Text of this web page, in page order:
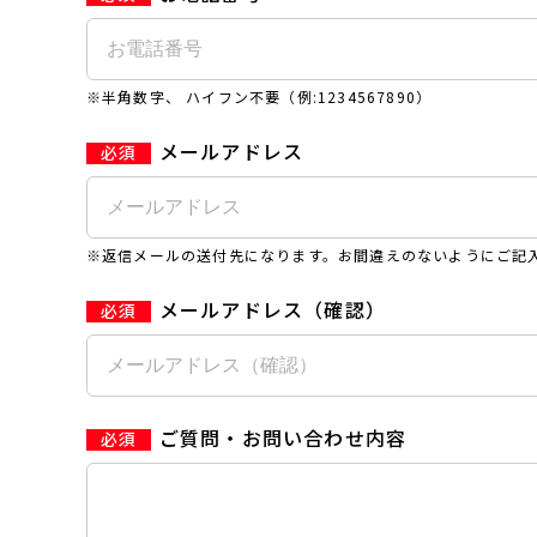
※半角数字、 ハイフン不要（例:1234567890）
メールアドレス
※返信メールの送付先になります。お間違えのないようにご記
メールアドレス（確認）
ご質問・お問い合わせ内容